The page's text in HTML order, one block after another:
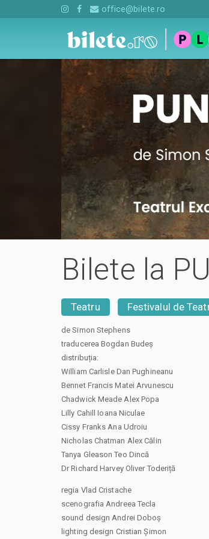
office@bilete.ro
Bilete la
Teatru Festivalul de
de Simon Stephens
traducerea Bogdan Budeș
distribuția:
William Carlisle Dan Pughineanu
Bennet Francis Matei Arvunescu
Chadwick Meade Alex Popa
Lilly Cahill Ioana Niculae
Cissy Franks Ana Udroiu
Nicholas Chatman Alex Călin
Tanya Gleason Teo Dincă
Dr Richard Harvey Oliver Toderiță
regia Vlad Cristache
scenografia Andreea Tecla
sound design Andrei Doboș
lighting design Cristian Șimon